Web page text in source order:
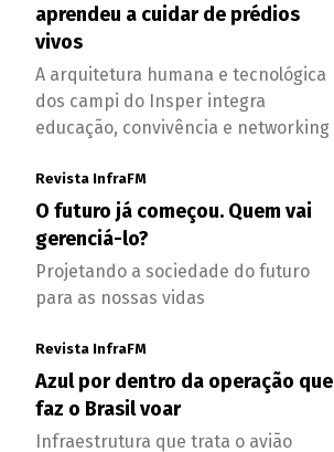
aprendeu a cuidar de prédios
vivos
A arquitetura humana e tecnológica
dos campi do Insper integra
educação, convivência e networking
Revista InfraFM
O futuro já começou. Quem vai
gerenciá-lo?
Projetando a sociedade do futuro
para as nossas vidas
Revista InfraFM
Azul por dentro da operação que
faz o Brasil voar
Infraestrutura que trata o avião